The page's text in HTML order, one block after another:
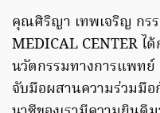
คุณศิริญา เทพเจริญ กรร
MEDICAL CENTER ไ
นวัตกรรมทางการแพทย์
จับมือผสานความร่วมมือ